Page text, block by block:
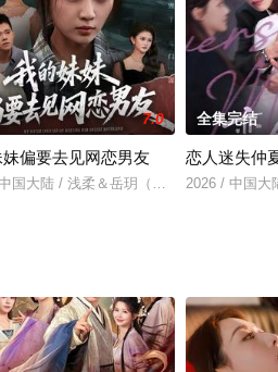
7.0
偏要去见网恋男友
国大陆 / 浅柔＆岳玥（张祥玥）
全集完结
恋人迷失仲
2026 / 中国大